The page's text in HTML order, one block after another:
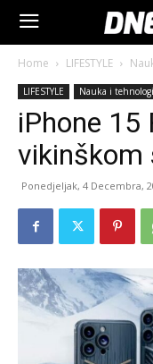
Home LIFESTYLE
LIFESTYLE Nauka i
iPhone 15
vikinškom
Ponedjeljak, 4 Decembra,